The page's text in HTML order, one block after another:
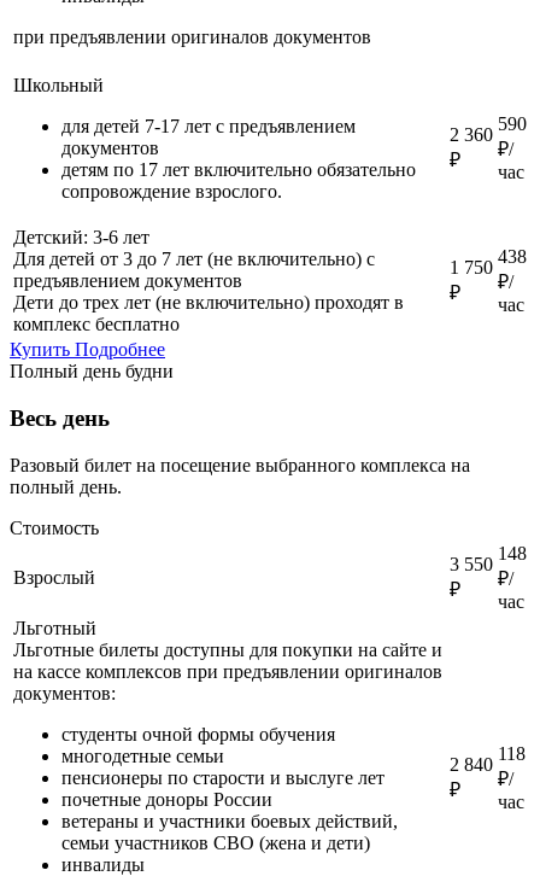
при предъявлении оригиналов документов
Школьный
для детей 7-17 лет с предъявлением
документов
детям по 17 лет включительно обязательно
сопровождение взрослого.
2 360
₽
590
₽/
час
Детский: 3-6 лет
Для детей от 3 до 7 лет (не включительно) с
предъявлением документов
Дети до трех лет (не включительно) проходят в
комплекс бесплатно
1 750
₽
438
₽/
час
Купить Подробнее
Полный день будни
Весь день
Разовый билет на посещение выбранного комплекса на
полный день.
Стоимость
Взрослый
3 550
₽
148
₽/
час
Льготный
Льготные билеты доступны для покупки на сайте и
на кассе комплексов при предъявлении оригиналов
документов:
студенты очной формы обучения
многодетные семьи
пенсионеры по старости и выслуге лет
почетные доноры России
ветераны и участники боевых действий,
семьи участников СВО (жена и дети)
инвалиды
2 840
₽
118
₽/
час